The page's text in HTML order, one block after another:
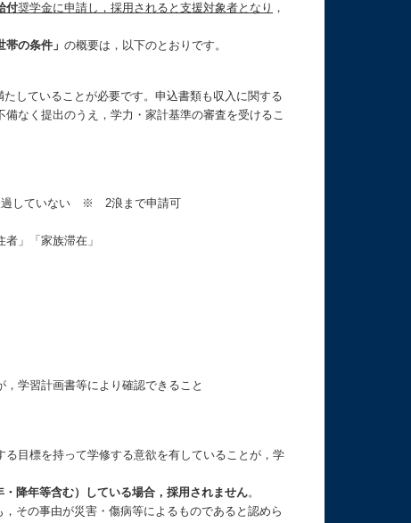
付奨学金に申請し，採用されると支援対象者となり ，
帯の条件」の概要は，以下のとおりです。
していることが必要です。申込書類も収入に関する
なく提出のうえ，学力・家計基準の審査を受けるこ
過していない ※ 2浪まで申請可
」「家族滞在」
学習計画書等により確認できること
目標を持って学修する意欲を有していることが，学
降年等含む）している場合，採用されません。
その事由が災害・傷病等によるものであると認めら